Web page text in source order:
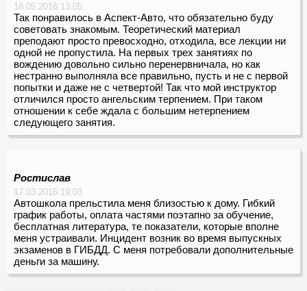
18.05.2016 13:05
Так понравилось в Аспект-Авто, что обязательно буду
советовать знакомым. Теоретический материал
преподают просто превосходно, отходила, все лекции ни
одной не пропустила. На первых трех занятиях по
вождению довольно сильно перенервничала, но как
нестранно выполняла все правильно, пусть и не с первой
попытки и даже не с четвертой! Так что мой инструктор
отличился просто ангельским терпением. При таком
отношении к себе ждала с большим нетерпением
следующего занятия.
Ростислав
17.03.2016 19:03
Автошкола прельстила меня близостью к дому. Гибкий
график работы, оплата частями поэтапно за обучение,
бесплатная литература, те показатели, которые вполне
меня устраивали. Инцидент возник во время выпускных
экзаменов в ГИБДД. С меня потребовали дополнительные
деньги за машину.